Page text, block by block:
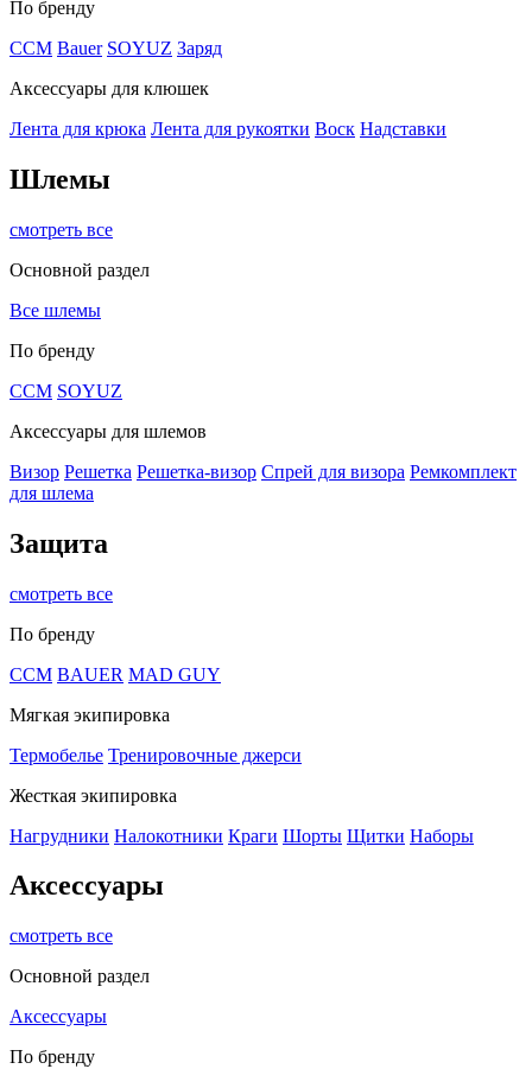
По бренду
CCM Bauer SOYUZ Заряд
Аксессуары для клюшек
Лента для крюка Лента для рукоятки Воск Надставки
Шлемы
смотреть все
Основной раздел
Все шлемы
По бренду
CCM SOYUZ
Аксессуары для шлемов
Визор Решетка Решетка-визор Спрей для визора Ремкомплект
для шлема
Защита
смотреть все
По бренду
CCM BAUER MAD GUY
Мягкая экипировка
Термобелье Тренировочные джерси
Жесткая экипировка
Нагрудники Налокотники Краги Шорты Щитки Наборы
Аксессуары
смотреть все
Основной раздел
Аксессуары
По бренду